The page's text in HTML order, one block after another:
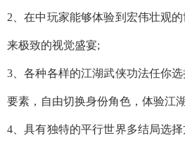
2、在中玩家能够体验到宏伟壮观
来极致的视觉盛宴;
3、各种各样的江湖武侠功法任你
要素，自由切换身份角色，体验江
4、具有独特的平行世界多结局选